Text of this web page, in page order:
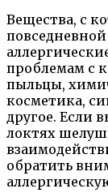
Вещества, с
проблемам с
пыльцы,
косметика,
другое. Если
локтях
обратить